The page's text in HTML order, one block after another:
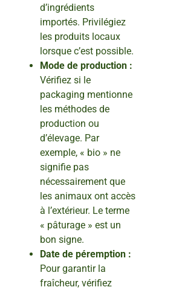
d’ingrédients
importés. Privilégiez
les produits locaux
lorsque c’est possible.
Mode de production :
Vérifiez si le
packaging mentionne
les méthodes de
production ou
d’élevage. Par
exemple, « bio » ne
signifie pas
nécessairement que
les animaux ont accès
à l’extérieur. Le terme
« pâturage » est un
bon signe.
Date de péremption :
Pour garantir la
fraîcheur, vérifiez